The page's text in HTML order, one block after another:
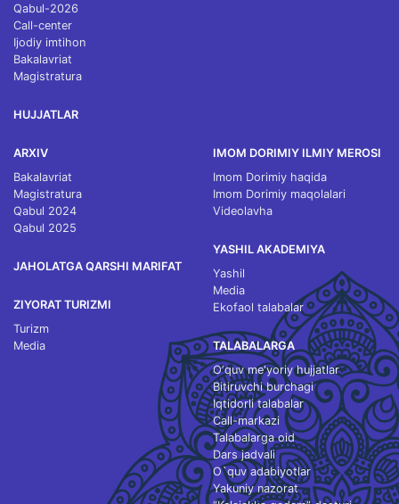
Qabul-2026
Call-center
Ijodiy imtihon
Bakalavriat
Magistratura
HUJJATLAR
ARXIV
Bakalavriat
Magistratura
Qabul 2024
Qabul 2025
JAHOLATGA QARSHI MARIFAT
ZIYORAT TURIZMI
Turizm
Media
IMOM DORIMIY ILMIY MEROSI
Imom Dorimiy haqida
Imom Dorimiy maqolalari
Videolavha
YASHIL AKADEMIYA
Yashil
Media
Ekofaol talabalar
TALABALARGA
O‘quv me'yoriy hujjatlar
Bitiruvchi burchagi
Iqtidorli talabalar
Call-markazi
Talabalarga oid
Dars jadvali
O`quv adabiyotlar
Yakuniy nazorat